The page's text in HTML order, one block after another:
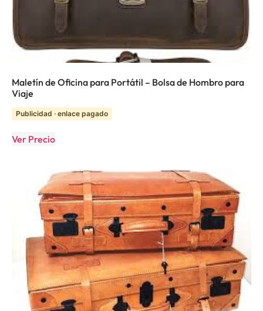
Maletín de Oficina para Portátil – Bolsa de Hombro para
Viaje
Publicidad · enlace pagado
Ver Precio